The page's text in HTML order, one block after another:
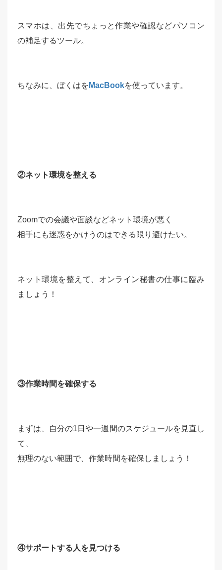
スマホは、出先でちょっと作業や確認などパソコン
の補足するツール。
ちなみに、ぼくはを MacBookを使っています。
②ネット環境を整える
Zoomでの会議や面談などネット環境が悪く
相手にも迷惑をかけうのはできる限り避けたい。
ネット環境を整えて、オンライン秘書の仕事に臨み
ましょう！
③作業時間を確保する
まずは、自分の1日や一週間のスケジュールを見直し
て、
無理のない範囲で、作業時間を確保しましょう！
④サポートする人を見つける